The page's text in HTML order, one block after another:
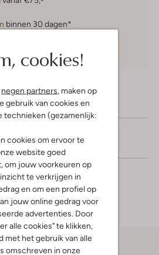
cookies!
negen partners , maken op
gebruik van cookies en
technieken (gezamenlijk:
cookies om ervoor te
website goed
om jouw voorkeuren op
te verkrijgen in
en om een profiel op
jouw online gedrag voor
advertenties. Door
alle cookies" te klikken,
met het gebruik van alle
omschreven in onze
binnen 30 dagen*